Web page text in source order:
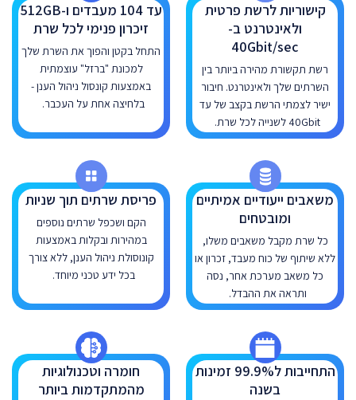
קישוריות לרשת פרטית
ולאינטרנט ב-
40Gbit/sec
רשת תקשורת מהירה ביותר בין
השרתים שלך ולאינטרנט. חיבור
ישיר לצמתי הרשת בקצב של עד
40Gbit לשנייה לכל שרת.
עד 104 מעבדים ו-512GB
זיכרון פנימי לכל שרת
התחל בקטן והפוך את השרת שלך
למכונת "ברזל" עוצמתית
באמצעות קונסול ניהול הענן -
בלחיצה אחת על העכבר.
משאבים ייעודיים אמיתיים
ומובטחים
כל שרת מקבל משאבים משלו,
ללא שיתוף של כוח מעבד, זכרון או
כל משאב מערכת אחר, נסה
ותראה את ההבדל.
פריסת שרתים תוך שניות
הקם ושכפל שרתים נוספים
במהירות ובקלות באמצעות
קונוסולת ניהול הענן, ללא צורך
בכל ידע טכני מיוחד.
התחייבות ל99.9% זמינות
בשנה
חומרה וטכנולוגיות
מהמתקדמות ביותר